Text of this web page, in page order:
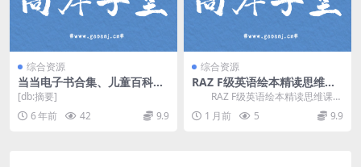
综合资源
当当电子书合集、儿童百科全
书 全球精读好书 百度网盘下
载
[db:摘要]
6 年前
42 9.9
综合资源
RAZ F级英语绘本精读思维课
(外教版) 百度网盘分享
RAZ F级英语绘本精读思维课
(外教版)，精选12本RAZ F级别非虚
构的绘...
1 月前 5 9.9